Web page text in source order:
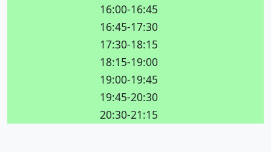
16:00-16:45
16:45-17:30
17:30-18:15
18:15-19:00
19:00-19:45
19:45-20:30
20:30-21:15